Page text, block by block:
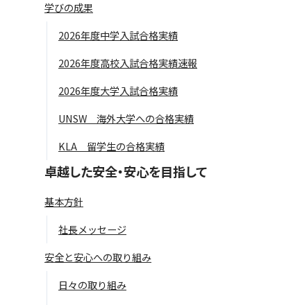
学びの成果
2026年度中学入試合格実績
2026年度高校入試合格実績速報
2026年度大学入試合格実績
UNSW 海外大学への合格実績
KLA 留学生の合格実績
卓越した安全・安心を目指して
基本方針
社長メッセージ
安全と安心への取り組み
日々の取り組み